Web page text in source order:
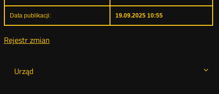
Urząd
Data publikacji: 19.09.2025 10:55
Rejestr zmian